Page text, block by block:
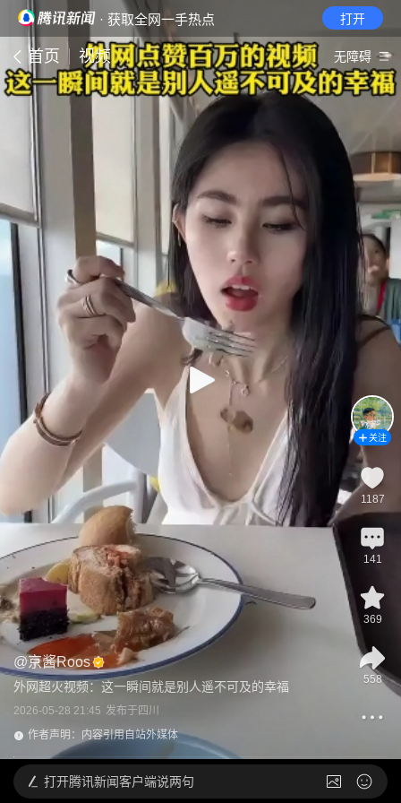
· 获取全网一手热点 打开
首页 视频 无障碍
@京酱Roos
外网超火视频：这一瞬间就是别人遥不可及的幸福
2026-05-28 21:45 发布于 四川
作者声明：内容引用自站外媒体
关注
1187
141
369
558
打开腾讯新闻客户端说两句